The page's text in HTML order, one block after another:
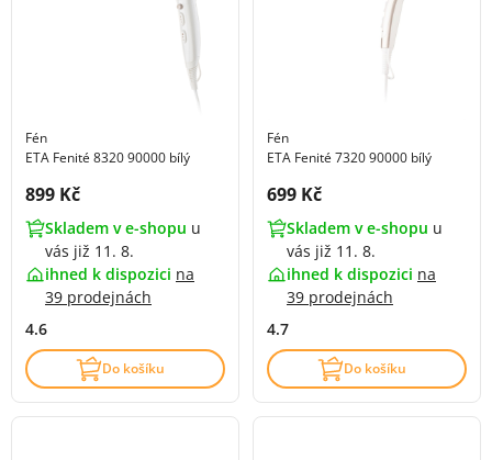
Fén
ETA Fenité 8320 90000 bílý
Cena s DPH:
899 Kč
Skladem v e-shopu u
vás již 11. 8.
ihned k dispozici na
39 prodejnách
4.6
Do košíku
Fén
ETA Fenité 7320 90000 bílý
Cena s DPH:
699 Kč
Skladem v e-shopu u
vás již 11. 8.
ihned k dispozici na
39 prodejnách
4.7
Do košíku